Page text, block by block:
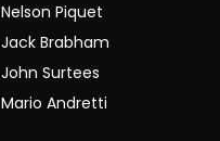
Nelson Piquet
Jack Brabham
John Surtees
Mario Andretti